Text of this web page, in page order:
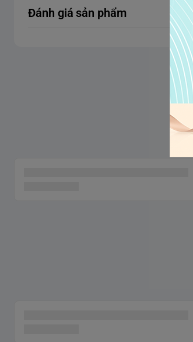
món súp nhanh chóng và đơn giản cho
vào với nhau và đem đến một thành
Đánh giá sản phẩm